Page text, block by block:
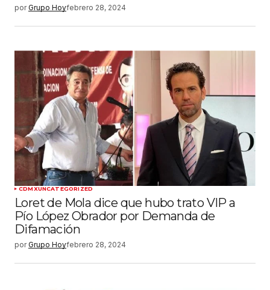
por Grupo Hoyfebrero 28, 2024
CDMXUNCATEGORIZED
Loret de Mola dice que hubo trato VIP a
Pío López Obrador por Demanda de
Difamación
por Grupo Hoyfebrero 28, 2024